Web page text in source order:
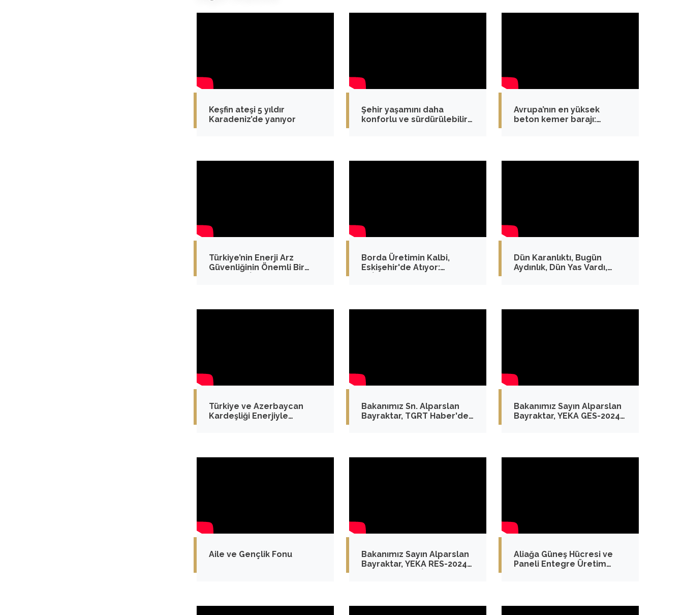
Keşfin ateşi 5 yıldır
Karadeniz’de yanıyor
Şehir yaşamını daha
konforlu ve sürdürülebilir
Avrupa’nın en yüksek
beton kemer barajı:
Türkiye’nin Enerji Arz
Güvenliğinin Önemli Bir
Borda Üretimin Kalbi,
Eskişehir'de Atıyor:
Dün Karanlıktı, Bugün
Aydınlık, Dün Yas Vardı,
Türkiye ve Azerbaycan
Kardeşliği Enerjiyle
Bakanımız Sn. Alparslan
Bayraktar, TGRT Haber'de
Bakanımız Sayın Alparslan
Bayraktar, YEKA GES-2024
Aile ve Gençlik Fonu
Bakanımız Sayın Alparslan
Bayraktar, YEKA RES-2024
Aliağa Güneş Hücresi ve
Paneli Entegre Üretim